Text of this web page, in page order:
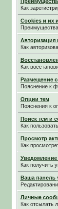
Как
Cookies и их
Преимущества
Авторизация
Как
Как
Размещение
Пояснение к
Опции тем
Пояснения к
Поиск тем и
Как
Просмотр
Как
Как получить
Ваша панель
Личные
Как отсылать